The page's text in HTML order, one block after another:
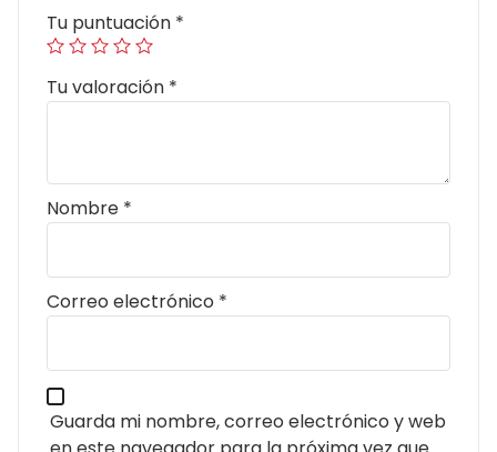
Tu puntuación *
Tu valoración *
Nombre *
Correo electrónico *
Guarda mi nombre, correo electrónico y web